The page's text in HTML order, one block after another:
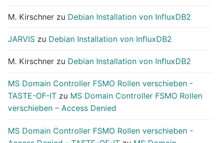
M. Kirschner zu Debian Installation von InfluxDB2
JARVIS zu Debian Installation von InfluxDB2
M. Kirschner zu Debian Installation von InfluxDB2
MS Domain Controller FSMO Rollen verschieben -
TASTE-OF-IT zu MS Domain Controller FSMO Rollen
verschieben – Access Denied
MS Domain Controller FSMO Rollen verschieben -